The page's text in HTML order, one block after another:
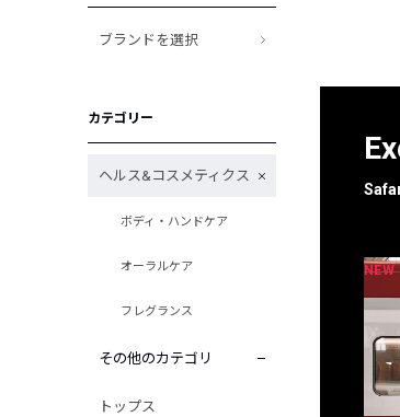
ブランドを選択
カテゴリー
ヘルス&コスメティクス
ボディ・ハンドケア
オーラルケア
フレグランス
その他のカテゴリ
トップス
NEW